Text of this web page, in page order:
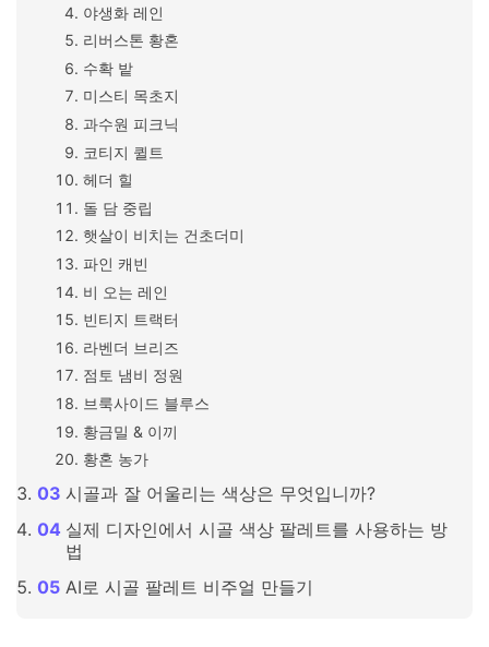
야생화 레인
리버스톤 황혼
수확 밭
미스티 목초지
과수원 피크닉
코티지 퀼트
헤더 힐
돌 담 중립
햇살이 비치는 건초더미
파인 캐빈
비 오는 레인
빈티지 트랙터
라벤더 브리즈
점토 냄비 정원
브룩사이드 블루스
황금밀 & 이끼
황혼 농가
시골과 잘 어울리는 색상은 무엇입니까?
실제 디자인에서 시골 색상 팔레트를 사용하는 방
법
AI로 시골 팔레트 비주얼 만들기